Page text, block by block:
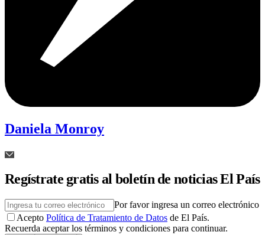
Daniela Monroy
Regístrate gratis al boletín de noticias El País
Por favor ingresa un correo electrónico
Acepto Política de Tratamiento de Datos de El País.
Recuerda aceptar los términos y condiciones para continuar.